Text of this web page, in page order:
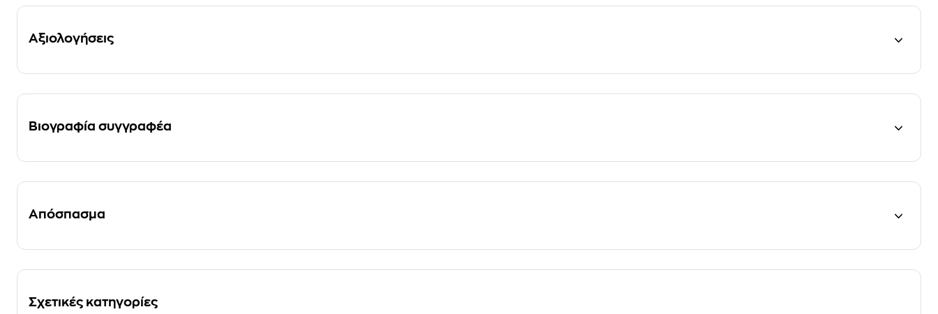
Αξιολογήσεις
Βιογραφία συγγραφέα
Απόσπασμα
Σχετικές κατηγορίες